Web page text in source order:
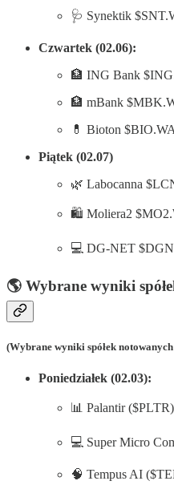
🩺 Synektik
Czwartek (02.06):
🏦 ING Bank
🏦 mBank
💊 Bioton $BIO.WA
Piątek (02.07)
🌿 Labocanna
🛍️ Moliera2
💻 DG-NET
🌎 Wybrane wyniki
(Wybrane wyniki spółek
Poniedziałek (02.03):
📊 Palantir ($PLTR)
💻 Super Micro
🧠 Tempus AI